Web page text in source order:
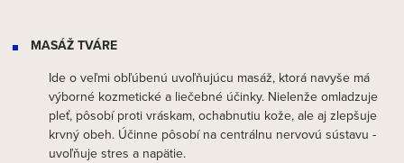
MASÁŽ TVÁRE
Ide o veľmi obľúbenú uvoľňujúcu masáž, ktorá navyše má
výborné kozmetické a liečebné účinky. Nielenže omladzuje
pleť, pôsobí proti vráskam, ochabnutiu kože, ale aj zlepšuje
krvný obeh. Účinne pôsobí na centrálnu nervovú sústavu -
uvoľňuje stres a napätie.